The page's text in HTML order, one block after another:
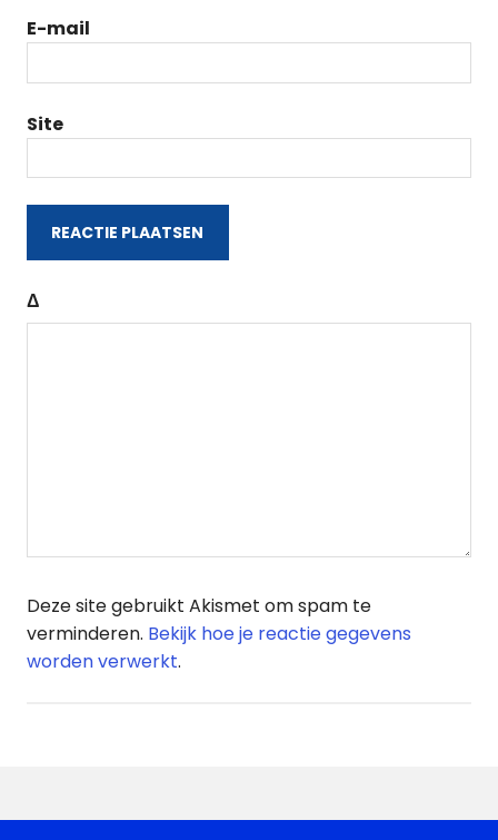
E-mail
Site
Δ
Deze site gebruikt Akismet om spam te
verminderen. Bekijk hoe je reactie gegevens
worden verwerkt.